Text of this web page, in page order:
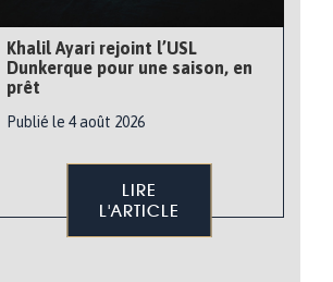
Khalil Ayari rejoint l’USL
Dunkerque pour une saison, en
prêt
Publié le 4 août 2026
LIRE
L'ARTICLE